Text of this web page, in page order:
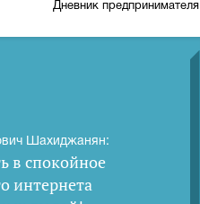
Дневник предпринимателя
Шахиджанян:
в спокойное
интернета